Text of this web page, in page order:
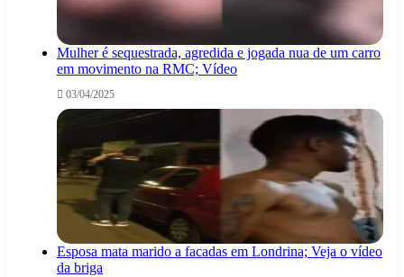
Mulher é sequestrada, agredida e jogada nua de um carro
em movimento na RMC; Vídeo
03/04/2025
Esposa mata marido a facadas em Londrina; Veja o vídeo
da briga